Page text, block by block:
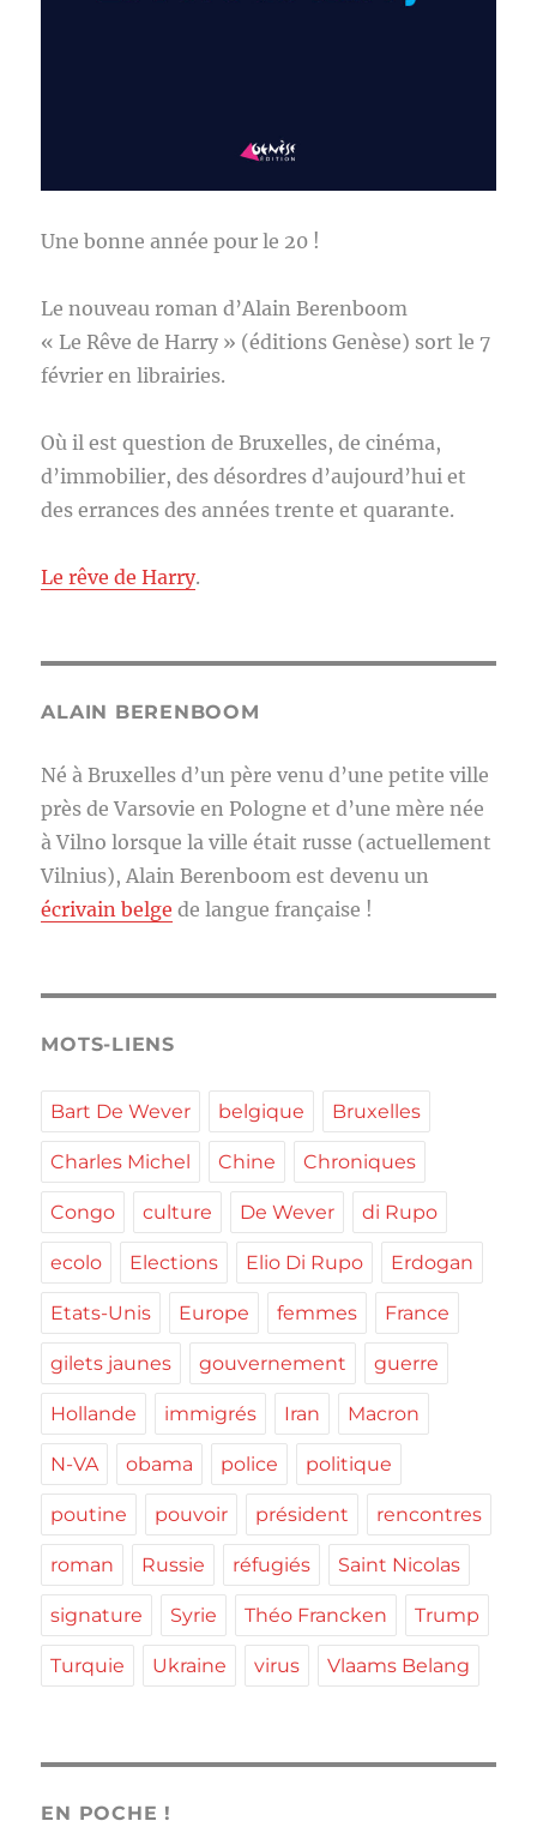
Une bonne année pour le 20 !
Le nouveau roman d’Alain Berenboom
« Le Rêve de Harry » (éditions Genèse) sort le 7
février en librairies.
Où il est question de Bruxelles, de cinéma,
d’immobilier, des désordres d’aujourd’hui et
des errances des années trente et quarante.
Le rêve de Harry.
ALAIN BERENBOOM
Né à Bruxelles d’un père venu d’une petite ville
près de Varsovie en Pologne et d’une mère née
à Vilno lorsque la ville était russe (actuellement
Vilnius), Alain Berenboom est devenu un
écrivain belge de langue française !
MOTS-LIENS
Bart De Wever belgique Bruxelles
Charles Michel Chine Chroniques
Congo culture De Wever di Rupo
ecolo Elections Elio Di Rupo Erdogan
Etats-Unis Europe femmes France
gilets jaunes gouvernement guerre
Hollande immigrés Iran Macron
N-VA obama police politique
poutine pouvoir président rencontres
roman Russie réfugiés Saint Nicolas
signature Syrie Théo Francken Trump
Turquie Ukraine virus Vlaams Belang
EN POCHE !